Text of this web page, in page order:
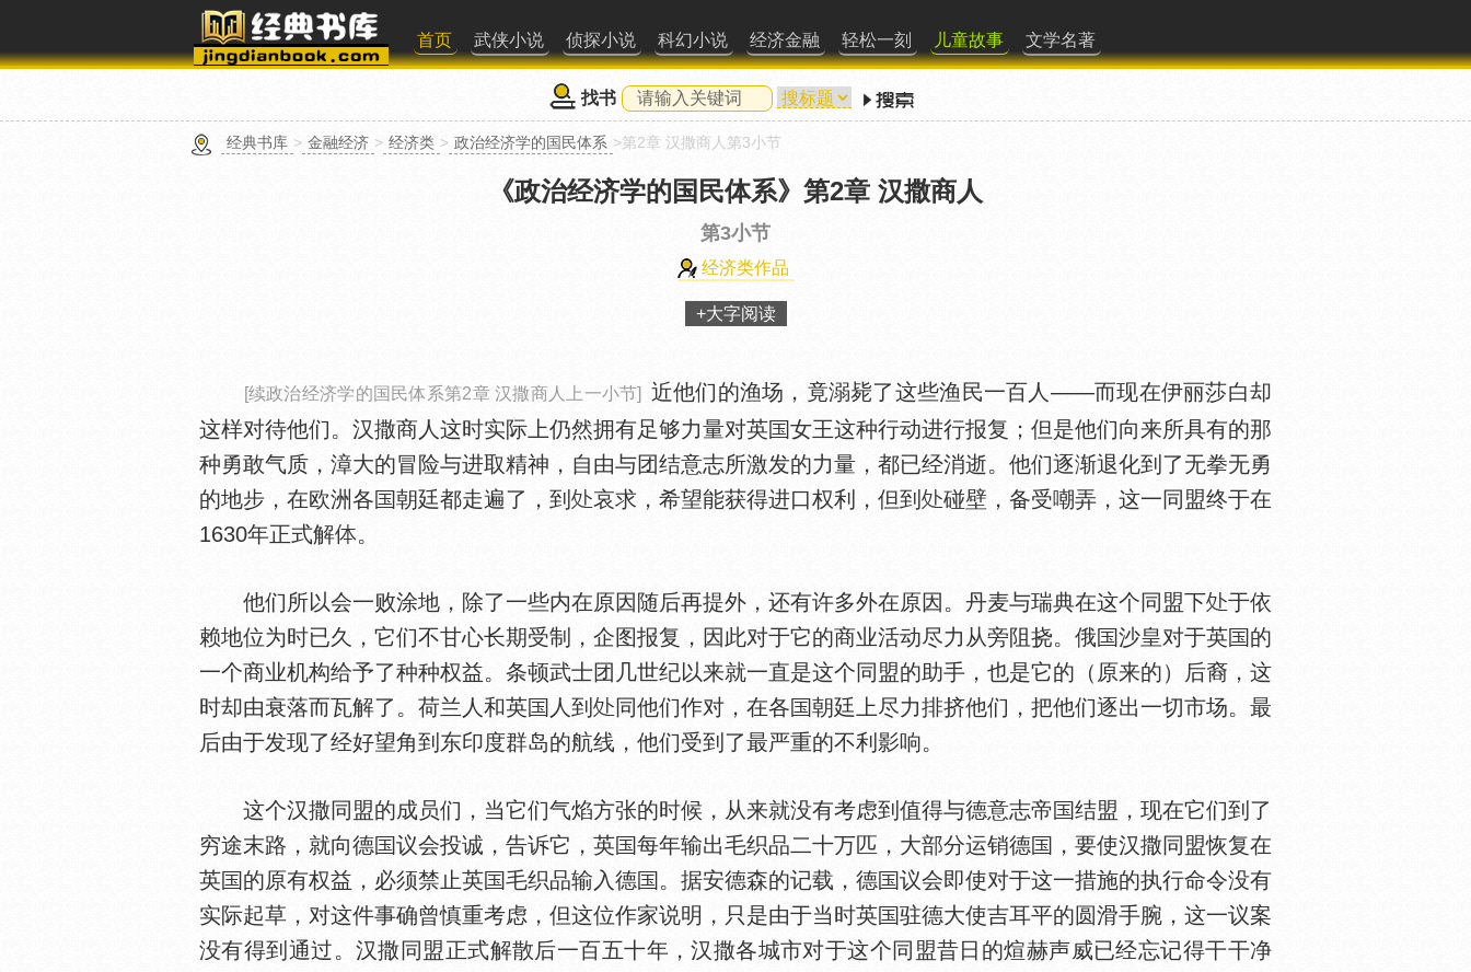
首页 武侠小说 侦探小说 科幻小说 经济金融 轻松一刻 儿童故事 文学名著
找书
经典书库 > 金融经济 > 经济类 > 政治经济学的国民体系 >第2章 汉撒商人第3小节
《政治经济学的国民体系》 第2章 汉撒商人
第3小节
经济类作品
+大字阅读
[续政治经济学的国民体系第2章 汉撒商人上一小节]
近他们的渔场，竟溺毙了这些渔民一百人——而现在伊丽莎白却
这样对待他们。汉撒商人这时实际上仍然拥有足够力量对英
女王这种行动进行报复；但是他们向来所具有的那
种勇敢气质，漳大的冒险与进取精神，自由与团结意志所激发的力量，都已经消逝。他们逐渐退化到了无拳无勇
的地步，在欧洲各
朝廷都走遍了，到 哀求，希望能获得进口权利，但到
碰壁，备受嘲弄，这一同盟终于在
1630年正式解
。
他们所以会一败涂地，除了一些内在原因随后再提外，还有许多外在原因。丹麦与瑞典在这个同盟下
于依
赖地位为时已久，它们不甘心长期受制，企图报复，因此对于它的商业活动尽力从旁阻挠。俄
沙皇对于英
的
一个商业机构给予了种种权益。条顿武士团几世纪以来就一直是这个同盟的助手，也是它的（原来的）后裔，这
时却由衰落而瓦解了。荷兰人和英
人到 同他们作对，在各
朝廷上尽力排挤他们，把他们逐出一切市场。最
后由于发现了经好望角到东印度群岛的航线，他们受到了最严重的不利影响。
这个汉撒同盟的成员们，当它们气焰方张的时候，从来就没有考虑到值得与德意志帝
结盟，现在它们到了
穷途末路，就向德
议会投诚，告诉它，英 每年输出毛织品二十万匹，大部分运销德
，要使汉撒同盟恢复在
英
的原有权益，必须禁止英 毛织品输入德 。据安德森的记载，德
议会即使对于这一措施的执行命令没有
实际起草，对这件事确曾慎重考虑，但这位作家说明，只是由于当时英
驻德大使吉耳平的圆滑手腕，这一议案
没有得到通过。汉撒同盟正式解散后一百五十年，汉撒各城市对于这个同盟昔日的煊赫声威已经忘记得干干净